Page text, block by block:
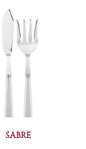
SABRE